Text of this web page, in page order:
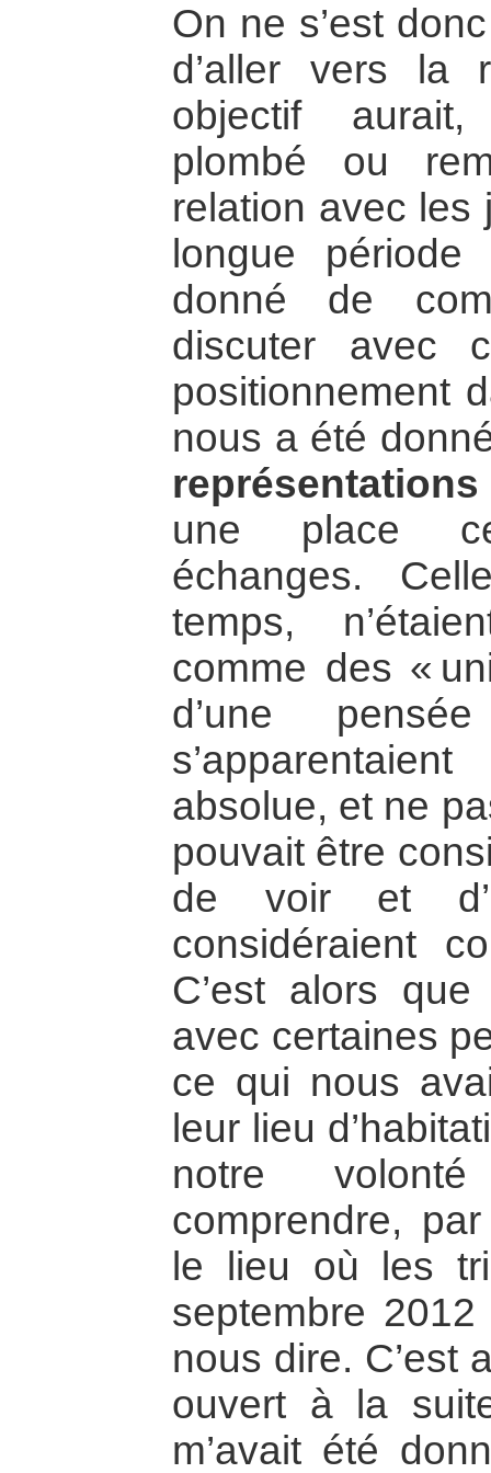
On ne s’est
d’aller vers la
objectif
plombé ou
relation avec les
longue période
donné de
discuter avec
positionnement
nous a été
représentations
une place
échanges.
temps,
comme des «
d’une
absolue, et ne
pouvait être
de voir et
considéraient
C’est alors
avec certaines
ce qui nous
leur lieu
notre
comprendre,
le lieu où les
septembre
nous dire. C’est
ouvert à la
m’avait été